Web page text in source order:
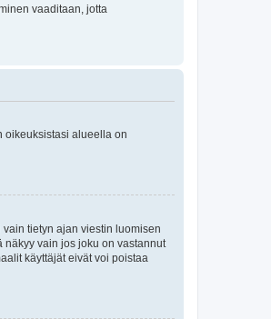
vaaditaan, jotta
oikeuksistasi alueella on
tietyn ajan viestin luomisen
vain jos joku on vastannut
käyttäjät eivät voi poistaa